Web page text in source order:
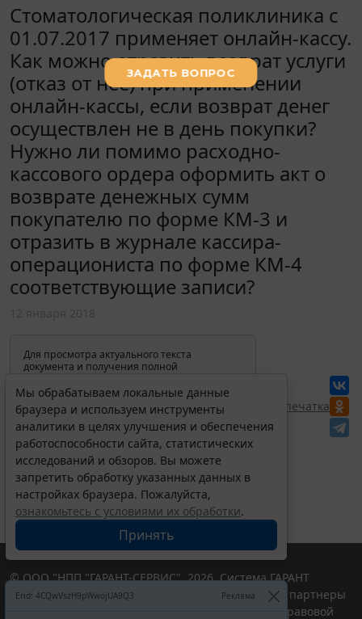
Стоматологическая поликлиника с
01.07.2017 применяет онлайн-кассу.
Как можно отразить возврат услуги
(отказ от нее) при применении
онлайн-кассы, если возврат денег
осуществлен не в день покупки?
Нужно ли помимо расходно-
кассового ордера оформить акт о
возврате денежных сумм
покупателю по форме КМ-3 и
отразить в журнале кассира-
операциониста по форме КМ-4
соответствующие записи?
Для просмотра актуального текста
документа и получения полной
изменениях и порядке применения
документа, воспользуйтесь поиском в
Интернет-версии системы ГАРАНТ:
Перепечатка
Мы обрабатываем локальные данные
браузера и используем инструменты
аналитики в целях улучшения и обеспечения
работоспособности сайта, статистических
исследований и обзоров. Вы можете
запретить обработку указанных данных в
настройках браузера. Пожалуйста,
ознакомьтесь с условиями их обработки.
Принять
Erid: 4CQwVszH9pWwojUA9Q3 Реклама
© ООО "НПП "ГАРАНТ-СЕРВИС", 2026. Система ГАРАНТ
выпускается с 1990 года. Компания "Гарант" и ее партнеры
являются участниками Российской ассоциации правовой